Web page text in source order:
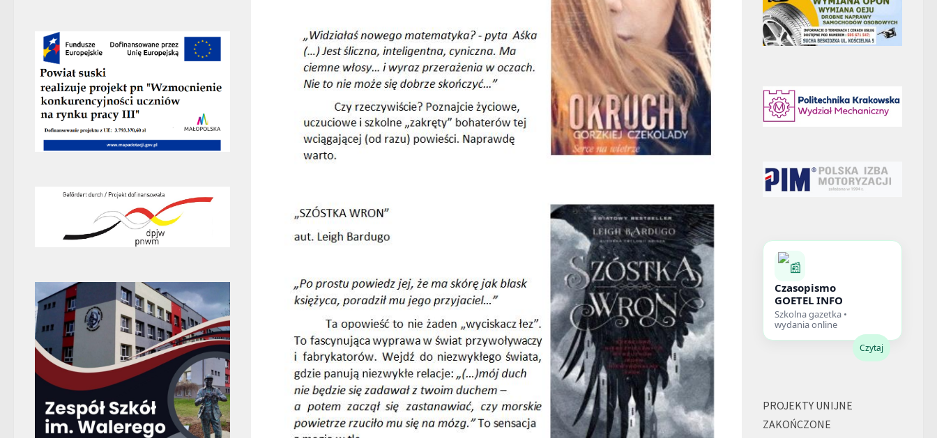
Czasopismo
GOETEL INFO
Szkolna gazetka •
wydania online
Czytaj
PROJEKTY UNIJNE
ZAKOŃCZONE